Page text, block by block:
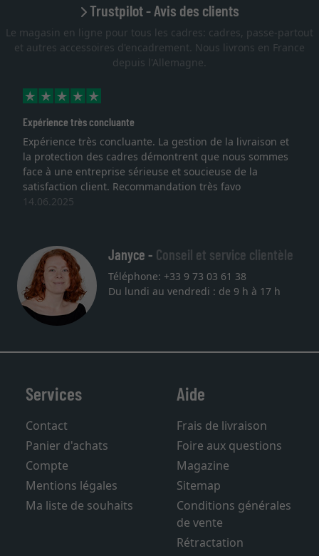
Trustpilot - Avis des clients
Le magasin en ligne pour tous les cadres: cadres, passe-partout
et autres accessoires d'encadrement. Nous livrons en France
depuis l'Allemagne.
Expérience très concluante
Expérience très concluante. La gestion de la livraison et
la protection des cadres démontrent que nous sommes
face à une entreprise sérieuse et soucieuse de la
satisfaction client. Recommandation très favo
14.06.2025
Janyce - Conseil et service clientèle
Téléphone: +33 9 73 03 61 38
Du lundi au vendredi : de 9 h à 17 h
Services
Contact
Panier d'achats
Compte
Mentions légales
Ma liste de souhaits
Aide
Frais de livraison
Foire aux questions
Magazine
Sitemap
Conditions générales
de vente
Rétractation